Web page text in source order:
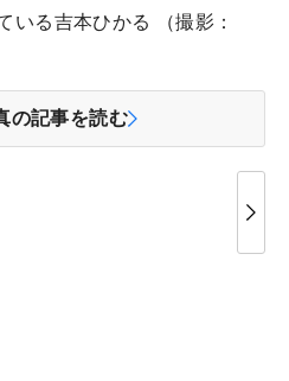
いる吉本ひかる （撮影：
の記事を読む